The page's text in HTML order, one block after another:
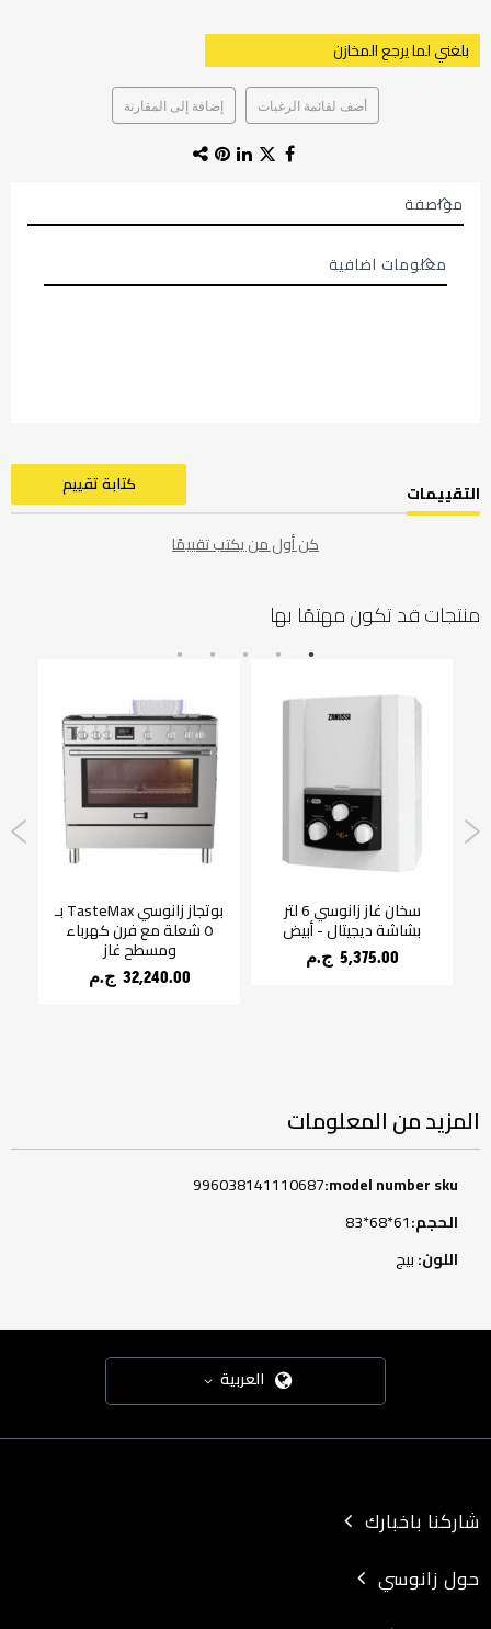
بلغني لما يرجع المخازن
أضف لقائمة الرغبات إضافة إلى المقارنة
مواصفة
معلومات اضافية
التقييمات كتابة تقييم
كن أول من يكتب تقييمًا
منتجات قد تكون مهتمًا بها
سخان غاز زانوسي 6 لتر
بشاشة ديجيتال - أبيض
5,375.00 ج.م‏
بوتجاز زانوسي TasteMax بـ
٥ شعلة مع فرن كهرباء
ومسطح غاز
32,240.00 ج.م‏
المزيد من المعلومات
المعلومات
996038141110687
61*68*83
بيج
العربية
شاركنا باخبارك
حول زانوسي